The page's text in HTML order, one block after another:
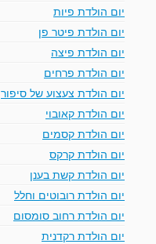
יום הולדת פיות
יום הולדת פיטר פן
יום הולדת פיצה
יום הולדת פרחים
יום הולדת צעצוע של סיפור
יום הולדת קאובוי
יום הולדת קסמים
יום הולדת קרקס
יום הולדת קשת בענן
יום הולדת רובוטים וחלל
יום הולדת רחוב סומסום
יום הולדת רקדנית